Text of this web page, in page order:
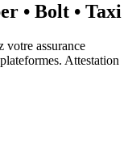
• Bolt • Taxi
votre assurance
Attestation